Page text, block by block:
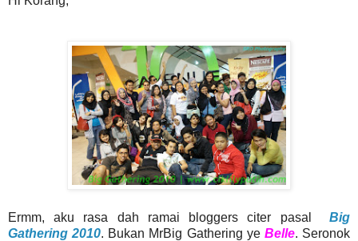
Ermm, aku rasa dah ramai bloggers citer pasal Big
Gathering 2010. Bukan MrBig Gathering ye Belle. Seronok